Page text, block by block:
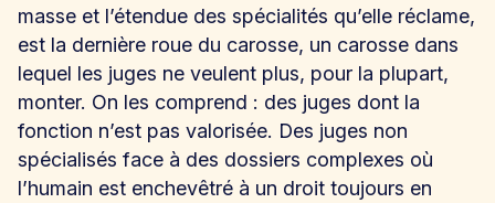
masse et l’étendue des spécialités qu’elle réclame,
est la dernière roue du carosse, un carosse dans
lequel les juges ne veulent plus, pour la plupart,
monter. On les comprend : des juges dont la
fonction n’est pas valorisée. Des juges non
spécialisés face à des dossiers complexes où
l’humain est enchevêtré à un droit toujours en